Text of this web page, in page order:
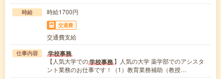
時給 時給1700円
交通費
交通費支給
仕事内容 学校事務
【人気大学での学校事務】人気の大学 薬学部でのアシスタ
ント業務のお仕事です！（1）教育業務補助（教授…